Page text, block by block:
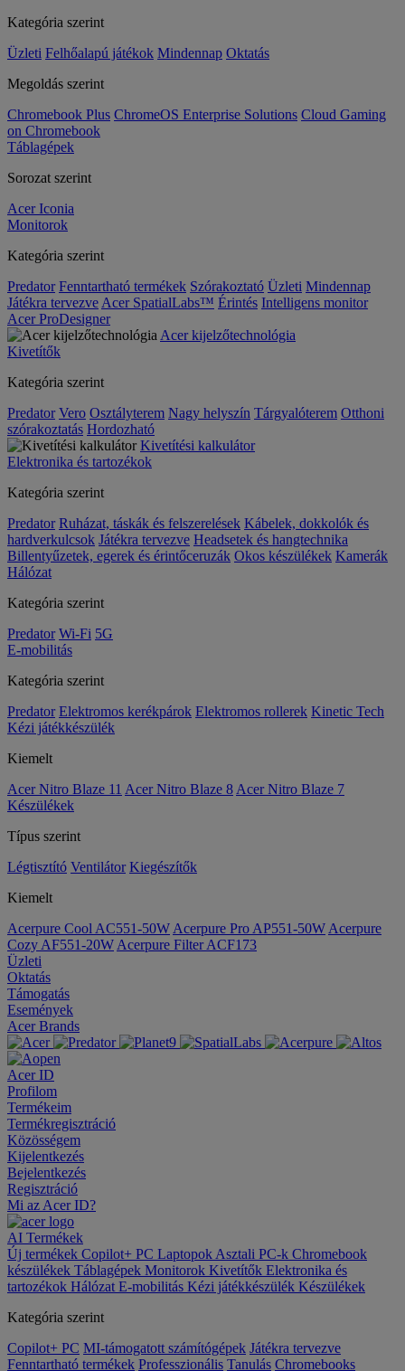
Kategória szerint
Üzleti Felhőalapú játékok Mindennap Oktatás
Megoldás szerint
Chromebook Plus ChromeOS Enterprise Solutions Cloud Gaming
on Chromebook
Táblagépek
Sorozat szerint
Acer Iconia
Monitorok
Kategória szerint
Predator Fenntartható termékek Szórakoztató Üzleti Mindennap
Játékra tervezve Acer SpatialLabs™ Érintés Intelligens monitor
Acer ProDesigner
Acer kijelzőtechnológia
Kivetítők
Kategória szerint
Predator Vero Osztályterem Nagy helyszín Tárgyalóterem Otthoni
szórakoztatás Hordozható
Kivetítési kalkulátor
Elektronika és tartozékok
Kategória szerint
Predator Ruházat, táskák és felszerelések Kábelek, dokkolók és
hardverkulcsok Játékra tervezve Headsetek és hangtechnika
Billentyűzetek, egerek és érintőceruzák Okos készülékek Kamerák
Hálózat
Kategória szerint
Predator Wi-Fi 5G
E-mobilitás
Kategória szerint
Predator Elektromos kerékpárok Elektromos rollerek Kinetic Tech
Kézi játékkészülék
Kiemelt
Acer Nitro Blaze 11 Acer Nitro Blaze 8 Acer Nitro Blaze 7
Készülékek
Típus szerint
Légtisztító Ventilátor Kiegészítők
Kiemelt
Acerpure Cool AC551-50W Acerpure Pro AP551-50W Acerpure
Cozy AF551-20W Acerpure Filter ACF173
Üzleti
Oktatás
Támogatás
Események
Acer Brands
Acer ID
Profilom
Termékeim
Termékregisztráció
Közösségem
Kijelentkezés
Bejelentkezés
Regisztráció
Mi az Acer ID?
AI Termékek
Új termékek Copilot+ PC Laptopok Asztali PC-k Chromebook
készülékek Táblagépek Monitorok Kivetítők Elektronika és
tartozékok Hálózat E-mobilitás Kézi játékkészülék Készülékek
Kategória szerint
Copilot+ PC MI-támogatott számítógépek Játékra tervezve
Fenntartható termékek Professzionális Tanulás Chromebooks